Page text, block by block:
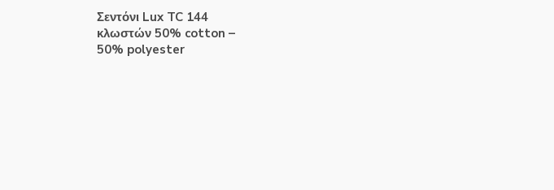
Σεντόνι Lux TC 144
κλωστών 50% cotton –
50% polyester